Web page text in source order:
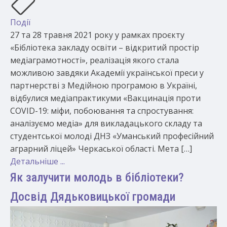
Події
27 та 28 травня 2021 року у рамках проєкту
«Бібліотека закладу освіти – відкритий простір
медіаграмотності», реалізація якого стала
можливою завдяки Академії української преси у
партнерстві з Медійною програмою в Україні,
відбулися медіапрактикуми «Вакцинація проти
COVID-19: міфи, побоювання та спростування:
аналізуємо медіа» для викладацького складу та
студентської молоді ДНЗ «Уманський професійний
аграрний ліцей» Черкаської області. Мета […]
Детальніше ...
Як залучити молодь в бібліотеки?
Досвід Дядьковицької громади